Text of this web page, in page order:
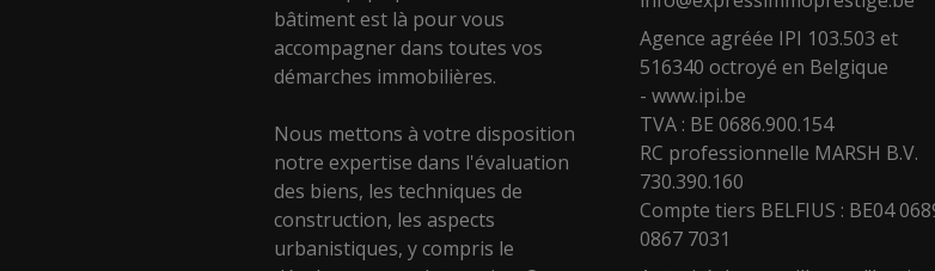
bâtiment est là pour vous
accompagner dans toutes vos
démarches immobilières.
Nous mettons à votre disposition
notre expertise dans l'évaluation
des biens, les techniques de
construction, les aspects
urbanistiques, y compris le
Agence agréée IPI 103.503 et
516340 octroyé en Belgique
-www.ipi.be
TVA : BE 0686.900.154
RC professionnelle MARSH B.V.
730.390.160
Compte tiers BELFIUS : BE04
0867 7031